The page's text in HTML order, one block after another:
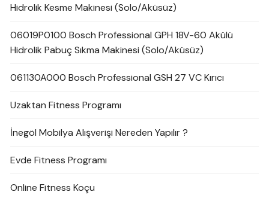
Hidrolik Kesme Makinesi (Solo/Aküsüz)
06019P0100 Bosch Professional GPH 18V-60 Akülü
Hidrolik Pabuç Sıkma Makinesi (Solo/Aküsüz)
061130A000 Bosch Professional GSH 27 VC Kırıcı
Uzaktan Fitness Programı
İnegöl Mobilya Alışverişi Nereden Yapılır ?
Evde Fitness Programı
Online Fitness Koçu